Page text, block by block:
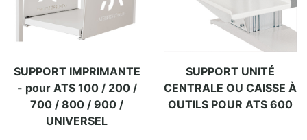
SUPPORT IMPRIMANTE
- pour ATS 100 / 200 /
700 / 800 / 900 /
UNIVERSEL
SUPPORT UNITÉ
CENTRALE OU CAISSE À
OUTILS POUR ATS 600